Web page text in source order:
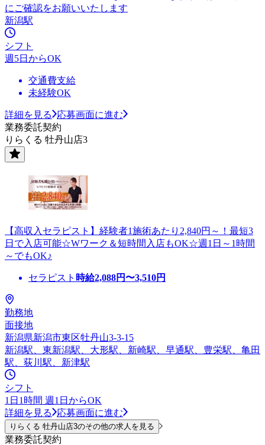
にご確認をお願いいたします
新潟駅
シフト
週5日からOK
交通費支給
未経験OK
詳細を見る
応募画面に進む
業務委託契約
りらくる 牡丹山店3
【高収入セラピスト】経験者1施術あたり2,840円～！最短3
日で入店可能☆Wワーク＆短時間入店もOK☆週1日～1時間
～でもOK♪
セラピスト 時給2,088円〜3,510円
勤務地
面接地
新潟県新潟市東区牡丹山3-3-15
新潟駅、東新潟駅、大形駅、新崎駅、早通駅、豊栄駅、亀田
駅、荻川駅、新津駅
シフト
1日1時間 週1日からOK
詳細を見る
応募画面に進む
りらくる 牡丹山店3のその他の求人を見る
業務委託契約